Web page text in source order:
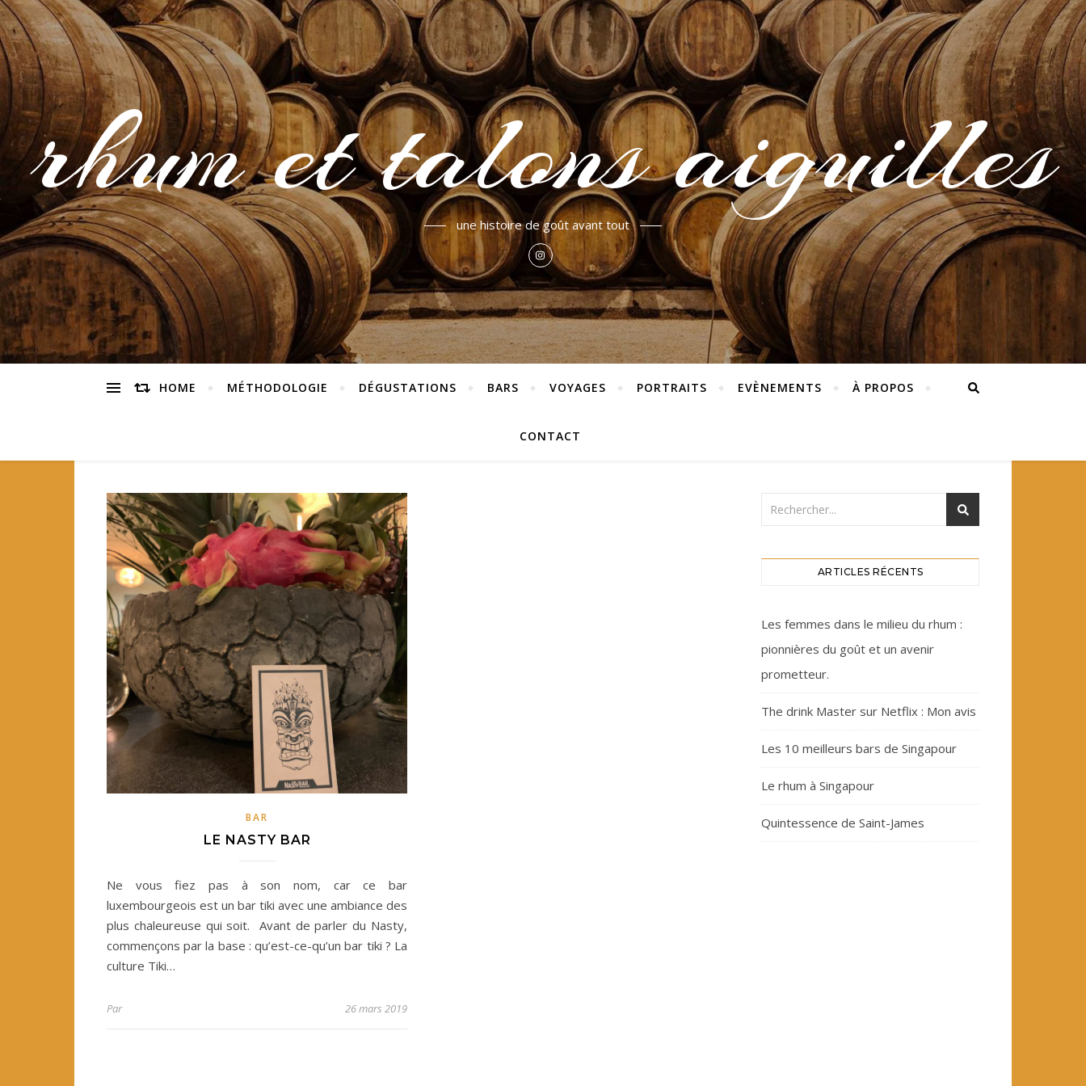
rhum et talons aiguilles
une histoire de goût avant tout
HOME MÉTHODOLOGIE DÉGUSTATIONS BARS VOYAGES PORTRAITS EVÈNEMENTS À PROPOS
CONTACT
BAR
LE NASTY BAR
Ne vous fiez pas à son nom, car ce bar
luxembourgeois est un bar tiki avec une ambiance des
plus chaleureuse qui soit. Avant de parler du Nasty,
commençons par la base : qu’est-ce-qu’un bar tiki ? La
culture Tiki…
Par 26 mars 2019
ARTICLES RÉCENTS
Les femmes dans le milieu du rhum :
pionnières du goût et un avenir
prometteur.
The drink Master sur Netflix : Mon avis
Les 10 meilleurs bars de Singapour
Le rhum à Singapour
Quintessence de Saint-James